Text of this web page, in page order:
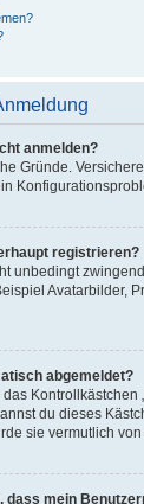
anmelden?
Gründe.
registrieren?
unbedingt
Avatarbilder,
abgemeldet?
du dieses
sie vermutlich
dass mein